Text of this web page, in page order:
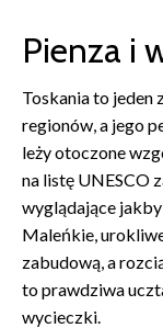
Pienza i
Toskania to jeden
regionów, a jego
leży otoczone
na listę UNESCO
wyglądające
Maleńkie,
zabudową, a
to prawdziwa
wycieczki.